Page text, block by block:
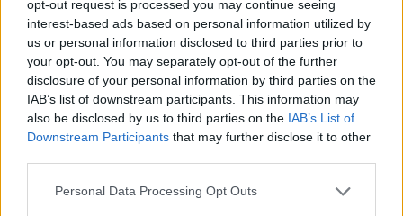
opt-out request is processed you may continue seeing
interest-based ads based on personal information utilized by
us or personal information disclosed to third parties prior to
your opt-out. You may separately opt-out of the further
disclosure of your personal information by third parties on the
IAB’s list of downstream participants. This information may
also be disclosed by us to third parties on the IAB’s List of
Downstream Participants that may further disclose it to other
Personal Data Processing Opt Outs
ΑΘΛΗΤΙΚΑ
ΟΦΗ: Τα εισιτήρια των αγώνων με